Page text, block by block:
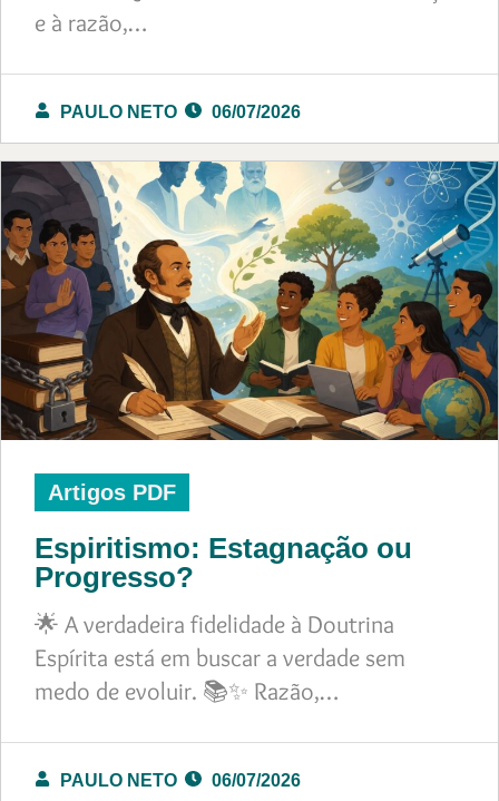
e à razão,…
PAULO NETO 06/07/2026
Artigos PDF
Espiritismo: Estagnação ou
Progresso?
🌟 A verdadeira fidelidade à Doutrina
Espírita está em buscar a verdade sem
medo de evoluir. 📚✨ Razão,…
PAULO NETO 06/07/2026